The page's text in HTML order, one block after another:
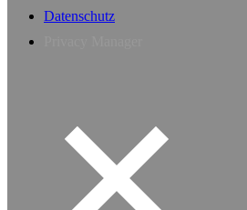
Datenschutz